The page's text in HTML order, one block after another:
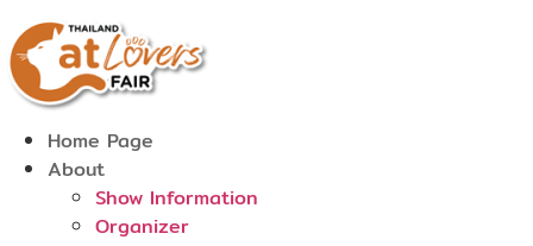
to
content
Home Page
About
Show Information
Organizer